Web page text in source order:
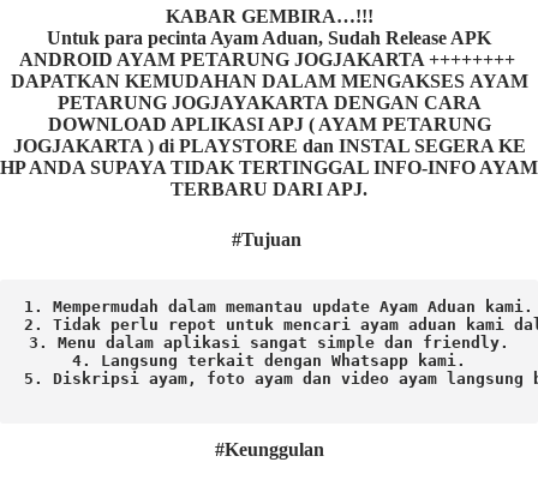
KABAR GEMBIRA…!!!
Untuk para pecinta Ayam Aduan, Sudah Release APK
ANDROID AYAM PETARUNG JOGJAKARTA ++++++++
DAPATKAN KEMUDAHAN DALAM MENGAKSES AYAM
PETARUNG JOGJAYAKARTA DENGAN CARA
DOWNLOAD APLIKASI APJ ( AYAM PETARUNG
JOGJAKARTA ) di PLAYSTORE dan INSTAL SEGERA KE
HP ANDA SUPAYA TIDAK TERTINGGAL INFO-INFO AYAM
TERBARU DARI APJ.
#Tujuan
1. Mempermudah dalam memantau update Ayam Aduan kami.
2. Tidak perlu repot untuk mencari ayam aduan kami
3. Menu dalam aplikasi sangat simple dan friendly.
4. Langsung terkait dengan Whatsapp kami.
5. Diskripsi ayam, foto ayam dan video ayam
#Keunggulan